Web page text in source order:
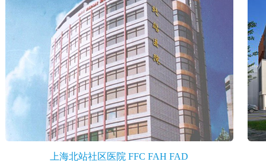
上海北站社区医院 FFC FAH FAD